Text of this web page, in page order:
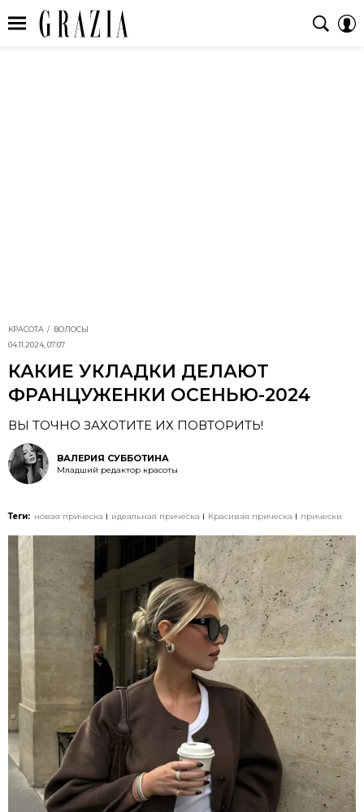
КРАСОТА
ВОЛОСЫ
04.11.2024, 07:07
КАКИЕ УКЛАДКИ ДЕЛАЮТ
ФРАНЦУЖЕНКИ ОСЕНЬЮ-2024
ВЫ ТОЧНО ЗАХОТИТЕ ИХ ПОВТОРИТЬ!
ВАЛЕРИЯ СУББОТИНА
Младший редактор красоты
Теги: новая прическа идеальная прическа Красивая прическа прически